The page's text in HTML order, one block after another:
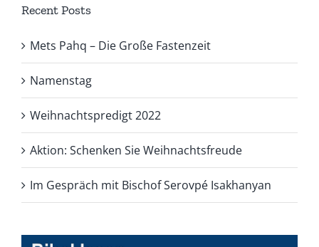
Recent Posts
Mets Pahq – Die Große Fastenzeit
Namenstag
Weihnachtspredigt 2022
Aktion: Schenken Sie Weihnachtsfreude
Im Gespräch mit Bischof Serovpé Isakhanyan